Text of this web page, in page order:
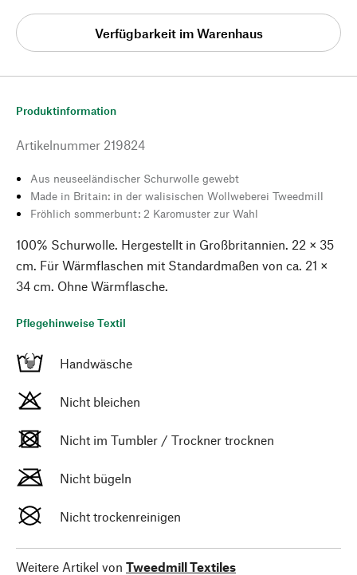
Verfügbarkeit im Warenhaus
Produktinformation
Artikelnummer 219824
Aus neuseeländischer Schurwolle gewebt
Made in Britain: in der walisischen Wollweberei Tweedmill
Fröhlich sommerbunt: 2 Karomuster zur Wahl
100% Schurwolle. Hergestellt in Großbritannien. 22 × 35
cm. Für Wärmflaschen mit Standardmaßen von ca. 21 ×
34 cm. Ohne Wärmflasche.
Pflegehinweise Textil
Handwäsche
Nicht bleichen
Nicht im Tumbler / Trockner trocknen
Nicht bügeln
Nicht trockenreinigen
Weitere Artikel von Tweedmill Textiles